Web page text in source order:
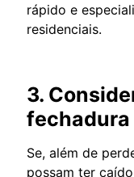
rápido e
residenciais.
3.
fechadura
Se, além de
possam ter